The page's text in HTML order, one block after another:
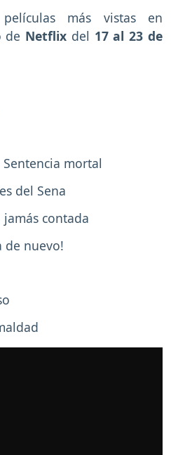
más vistas en
de Netflix del 17 al 23 de
mortal
del Sena
contada
de nuevo!